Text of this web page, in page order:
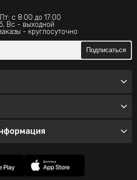
с 8:00 до 17:00
Вс - выходной
- круглосуточно
Подписаться